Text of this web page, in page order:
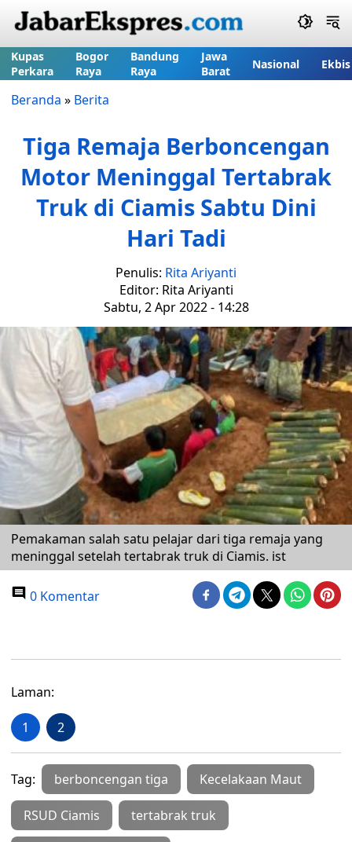
Kupas
Perkara
Bogor
Raya
Bandung
Raya
Jawa
Barat
Nasional Ekbis
Beranda » Berita
Tiga Remaja Berboncengan
Motor Meninggal Tertabrak
Truk di Ciamis Sabtu Dini
Hari Tadi
Penulis: Rita Ariyanti
Editor: Rita Ariyanti
Sabtu, 2 Apr 2022 - 14:28
Pemakaman salah satu pelajar dari tiga remaja yang
meninggal setelah tertabrak truk di Ciamis. ist
0 Komentar
Laman:
1 2
Tag: berboncengan tiga Kecelakaan Maut
RSUD Ciamis tertabrak truk